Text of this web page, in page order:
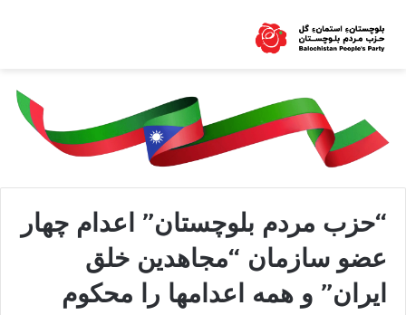
“حزب مردم بلوچستان” اعدام چهار
عضو سازمان “مجاهدین خلق
ایران” و همه اعدامها را محکوم